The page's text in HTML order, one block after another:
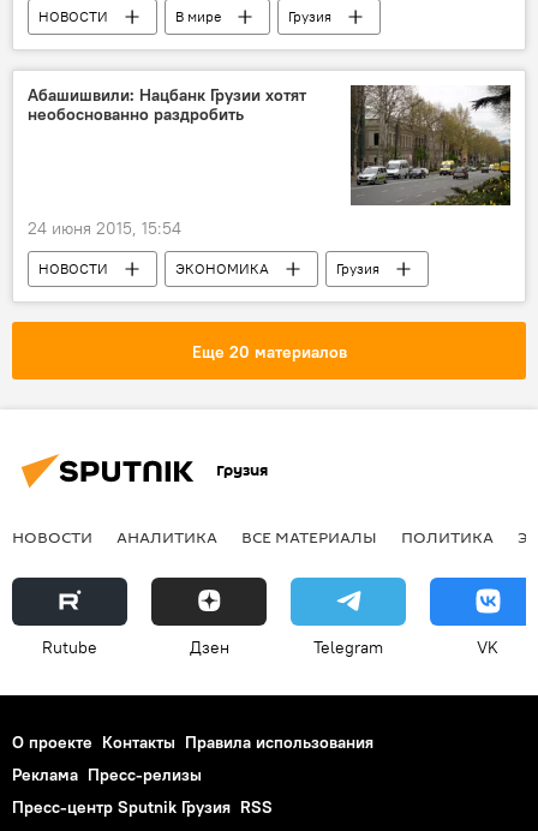
НОВОСТИ В мире
Грузия
ОБЩЕСТВО
Абашишвили: Нацбанк Грузии хотят
необоснованно раздробить
24 июня 2015, 15:54
НОВОСТИ ЭКОНОМИКА Грузия
Еще 20 материалов
Грузия
НОВОСТИ АНАЛИТИКА ВСЕ МАТЕРИАЛЫ ПОЛИТИКА
Rutube Дзен Telegram VK
О проекте Контакты Правила использования
Реклама Пресс-релизы
Пресс-центр Sputnik Грузия RSS